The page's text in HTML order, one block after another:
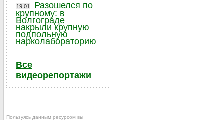
19.01
Разошелся по
крупному: в
Волгограде
накрыли крупную
подпольную
нарколабораторию
Все
видеорепортажи
Пользуясь данным ресурсом вы